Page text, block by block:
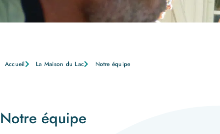
Accueil La Maison du Lac Notre équipe
Notre équipe